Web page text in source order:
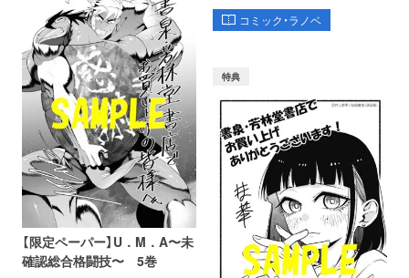
コミック・ラノベ
【限定ペーパー】U．M．A〜未
確認総合格闘技〜 5巻
特典